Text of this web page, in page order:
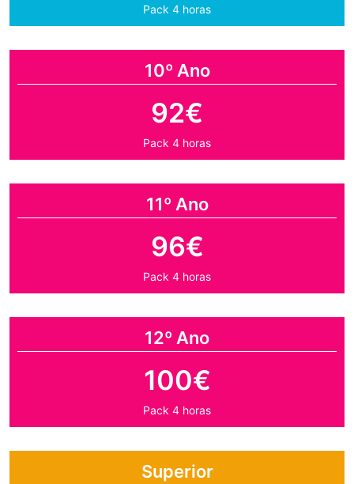
Pack 4 horas
10º Ano
92€
Pack 4 horas
11º Ano
96€
Pack 4 horas
12º Ano
100€
Pack 4 horas
Superior